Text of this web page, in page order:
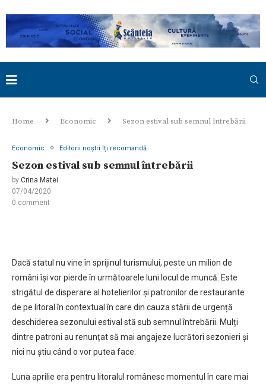
Home Economic Sezon estival sub semnul întrebării
Economic Editorii noștri îți recomandă
Sezon estival sub semnul întrebării
by Crina Matei
07/04/2020
0 comment
Dacă statul nu vine în sprijinul turismului, peste un milion de
români își vor pierde în următoarele luni locul de muncă. Este
strigătul de disperare al hotelierilor și patronilor de restaurante
de pe litoral în contextual în care din cauza stării de urgență
deschiderea sezonului estival stă sub semnul întrebării. Mulți
dintre patroni au renunțat să mai angajeze lucrători sezonieri și
nici nu știu când o vor putea face.
Luna aprilie era pentru litoralul românesc momentul în care mai